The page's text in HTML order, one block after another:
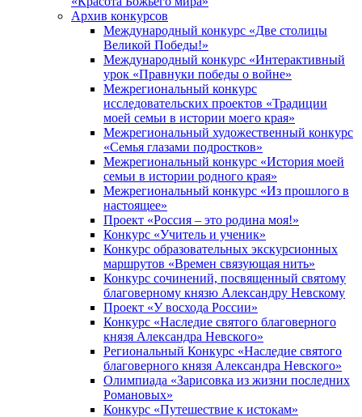
Архив конкурсов
Международный конкурс «Две столицы
Великой Победы!»
Международный конкурс «Интерактивный
урок «Правнуки победы о войне»
Межрегиональный конкурс
исследовательских проектов «Традиции
моей семьи в истории моего края»
Межрегиональный художественный конкурс
«Семья глазами подростков»
Межрегиональный конкурс «История моей
семьи в истории родного края»
Межрегиональный конкурс «Из прошлого в
настоящее»
Проект «Россия – это родина моя!»
Конкурс «Учитель и ученик»
Конкурс образовательных экскурсионных
маршрутов «Времен связующая нить»
Конкурс сочинений, посвященный святому
благоверному князю Александру Невскому
Проект «У восхода России»
Конкурс «Наследие святого благоверного
князя Александра Невского»
Региональный Конкурс «Наследие святого
благоверного князя Александра Невского»
Олимпиада «Зарисовка из жизни последних
Романовых»
Конкурс «Путешествие к истокам»